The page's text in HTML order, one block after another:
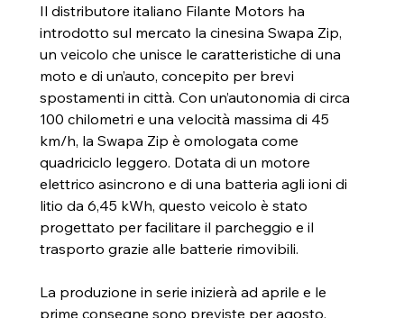
Il distributore italiano Filante Motors ha
introdotto sul mercato la cinesina Swapa Zip,
un veicolo che unisce le caratteristiche di una
moto e di un’auto, concepito per brevi
spostamenti in città. Con un’autonomia di circa
100 chilometri e una velocità massima di 45
km/h, la Swapa Zip è omologata come
quadriciclo leggero. Dotata di un motore
elettrico asincrono e di una batteria agli ioni di
litio da 6,45 kWh, questo veicolo è stato
progettato per facilitare il parcheggio e il
trasporto grazie alle batterie rimovibili.
La produzione in serie inizierà ad aprile e le
prime consegne sono previste per agosto.